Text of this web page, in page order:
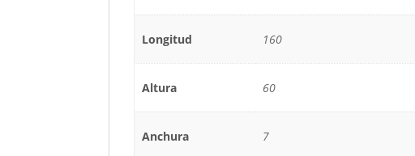
Longitud 160
Altura 60
Anchura 7